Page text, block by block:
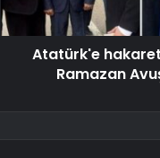
Atatürk'e
Ramazan